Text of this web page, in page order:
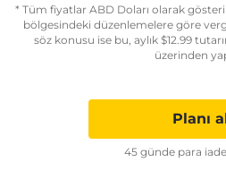
* Tüm fiyatlar ABD Doları olarak
bölgesindeki düzenlemelere göre
söz konusu ise bu, aylık $12.99
üzerinden
Planı al
45 günde para